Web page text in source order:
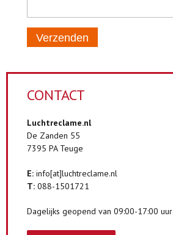
Verzenden
CONTACT
Luchtreclame.nl
De Zanden 55
7395 PA Teuge
E: info[at]luchtreclame.nl
T: 088-1501721
Dagelijks geopend van 09:00-17:00 uur